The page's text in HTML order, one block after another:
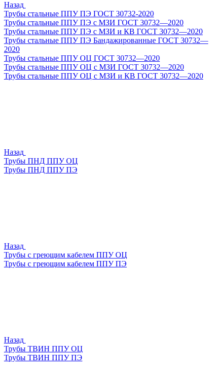
Назад
Трубы стальные ППУ ПЭ ГОСТ 30732-2020
Трубы стальные ППУ ПЭ с МЗИ ГОСТ 30732—2020
Трубы стальные ППУ ПЭ с МЗИ и КВ ГОСТ 30732—2020
Трубы стальные ППУ ПЭ Бандажированные ГОСТ 30732—
2020
Трубы стальные ППУ ОЦ ГОСТ 30732—2020
Трубы стальные ППУ ОЦ с МЗИ ГОСТ 30732—2020
Трубы стальные ППУ ОЦ с МЗИ и КВ ГОСТ 30732—2020
Назад
Трубы ПНД ППУ ОЦ
Трубы ПНД ППУ ПЭ
Назад
Трубы с греющим кабелем ППУ ОЦ
Трубы с греющим кабелем ППУ ПЭ
Назад
Трубы ТВИН ППУ ОЦ
Трубы ТВИН ППУ ПЭ